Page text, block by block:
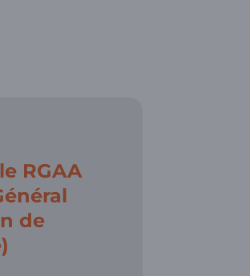
RGAA
de